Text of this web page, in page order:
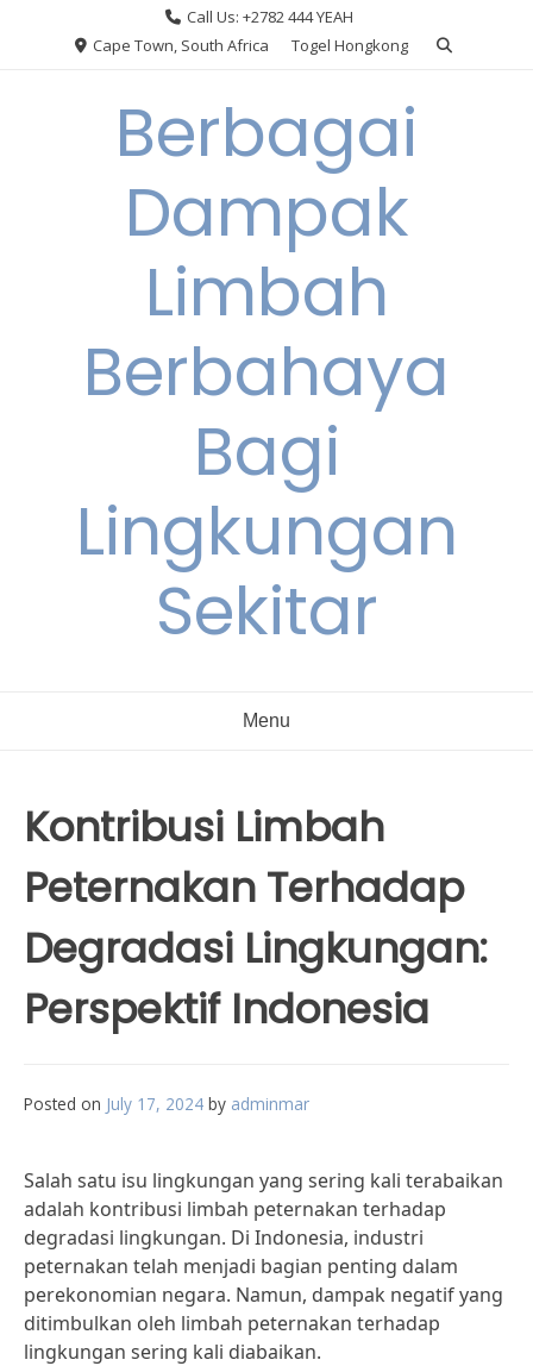
Call Us: +2782 444 YEAH
Cape Town, South Africa
Togel Hongkong
Berbagai
Dampak
Limbah
Berbahaya
Bagi
Lingkungan
Sekitar
Menu
Kontribusi Limbah
Peternakan Terhadap
Degradasi Lingkungan:
Perspektif Indonesia
Posted on July 17, 2024 by adminmar
Salah satu isu lingkungan yang sering kali terabaikan
adalah kontribusi limbah peternakan terhadap
degradasi lingkungan. Di Indonesia, industri
peternakan telah menjadi bagian penting dalam
perekonomian negara. Namun, dampak negatif yang
ditimbulkan oleh limbah peternakan terhadap
lingkungan sering kali diabaikan.